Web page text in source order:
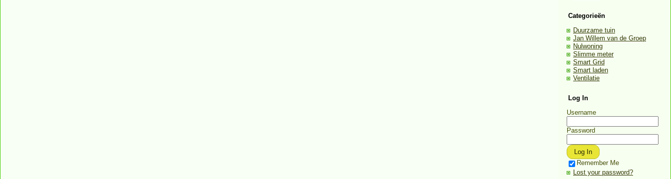
Categorieën
Duurzame tuin
Jan Willem van de Groep
Nulwoning
Slimme meter
Smart Grid
Smart laden
Ventilatie
Log In
Username
Password
Remember Me
Lost your password?